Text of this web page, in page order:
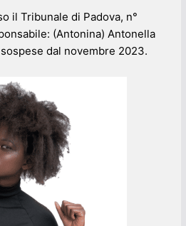
il Tribunale di Padova, n°
(Antonina) Antonella
dal novembre 2023.